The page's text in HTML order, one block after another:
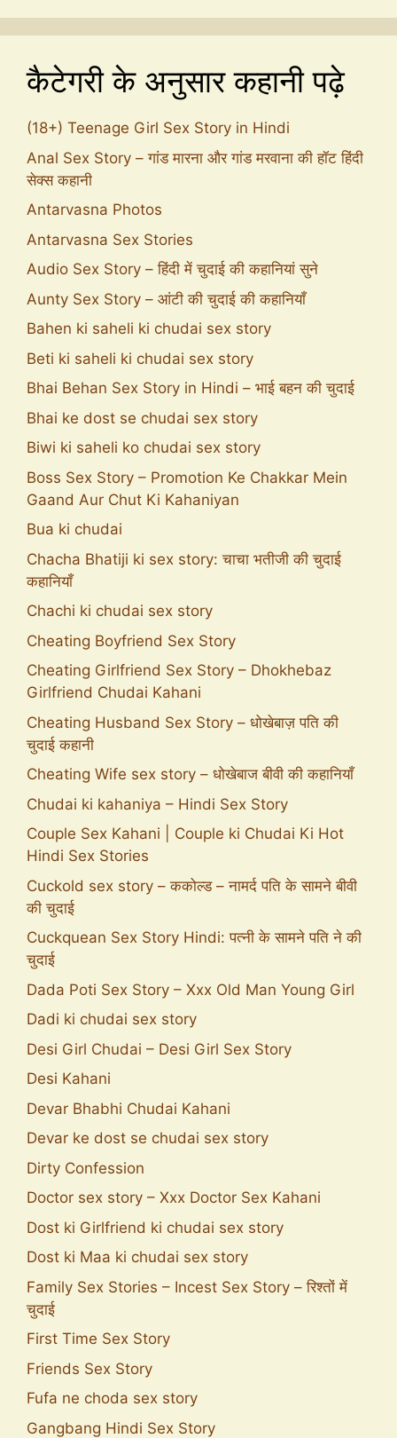
कैटेगरी के अनुसार कहानी पढ़े
(18+) Teenage Girl Sex Story in Hindi
Anal Sex Story – गांड मारना और गांड मरवाना की हॉट हिंदी
सेक्स कहानी
Antarvasna Photos
Antarvasna Sex Stories
Audio Sex Story – हिंदी में चुदाई की कहानियां सुने
Aunty Sex Story – आंटी की चुदाई की कहानियाँ
Bahen ki saheli ki chudai sex story
Beti ki saheli ki chudai sex story
Bhai Behan Sex Story in Hindi – भाई बहन की चुदाई
Bhai ke dost se chudai sex story
Biwi ki saheli ko chudai sex story
Boss Sex Story – Promotion Ke Chakkar Mein
Gaand Aur Chut Ki Kahaniyan
Bua ki chudai
Chacha Bhatiji ki sex story: चाचा भतीजी की चुदाई
कहानियाँ
Chachi ki chudai sex story
Cheating Boyfriend Sex Story
Cheating Girlfriend Sex Story – Dhokhebaz
Girlfriend Chudai Kahani
Cheating Husband Sex Story – धोखेबाज़ पति की
चुदाई कहानी
Cheating Wife sex story – धोखेबाज बीवी की कहानियाँ
Chudai ki kahaniya – Hindi Sex Story
Couple Sex Kahani | Couple ki Chudai Ki Hot
Hindi Sex Stories
Cuckold sex story – ककोल्ड – नामर्द पति के सामने बीवी
की चुदाई
Cuckquean Sex Story Hindi: पत्नी के सामने पति ने की
चुदाई
Dada Poti Sex Story – Xxx Old Man Young Girl
Dadi ki chudai sex story
Desi Girl Chudai – Desi Girl Sex Story
Desi Kahani
Devar Bhabhi Chudai Kahani
Devar ke dost se chudai sex story
Dirty Confession
Doctor sex story – Xxx Doctor Sex Kahani
Dost ki Girlfriend ki chudai sex story
Dost ki Maa ki chudai sex story
Family Sex Stories – Incest Sex Story – रिश्तों में
चुदाई
First Time Sex Story
Friends Sex Story
Fufa ne choda sex story
Gangbang Hindi Sex Story